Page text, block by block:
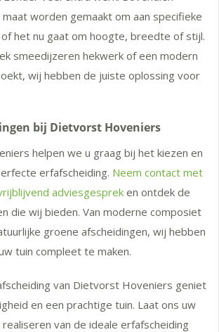
maat worden gemaakt om aan specifieke
het nu gaat om hoogte, breedte of stijl.
smeedijzeren hekwerk of een modern
wij hebben de juiste oplossing voor
bij Dietvorst Hoveniers
helpen we u graag bij het kiezen en
erfafscheiding. Neem contact met
adviesgesprek en ontdek de
die wij bieden. Van moderne composiet
groene afscheidingen, wij hebben
tuin compleet te maken.
van Dietvorst Hoveniers geniet
en een prachtige tuin. Laat ons uw
van de ideale erfafscheiding